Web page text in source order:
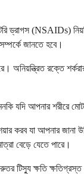
ড্রাগস (NSAIDs)
জানতে হবে।
অনিয়ন্ত্রিত রক্তে
যদি আপনার শরীরে
করব যা আপনার জানা
বেড়ে যেতে পারে।
টিস্যু ক্ষতি